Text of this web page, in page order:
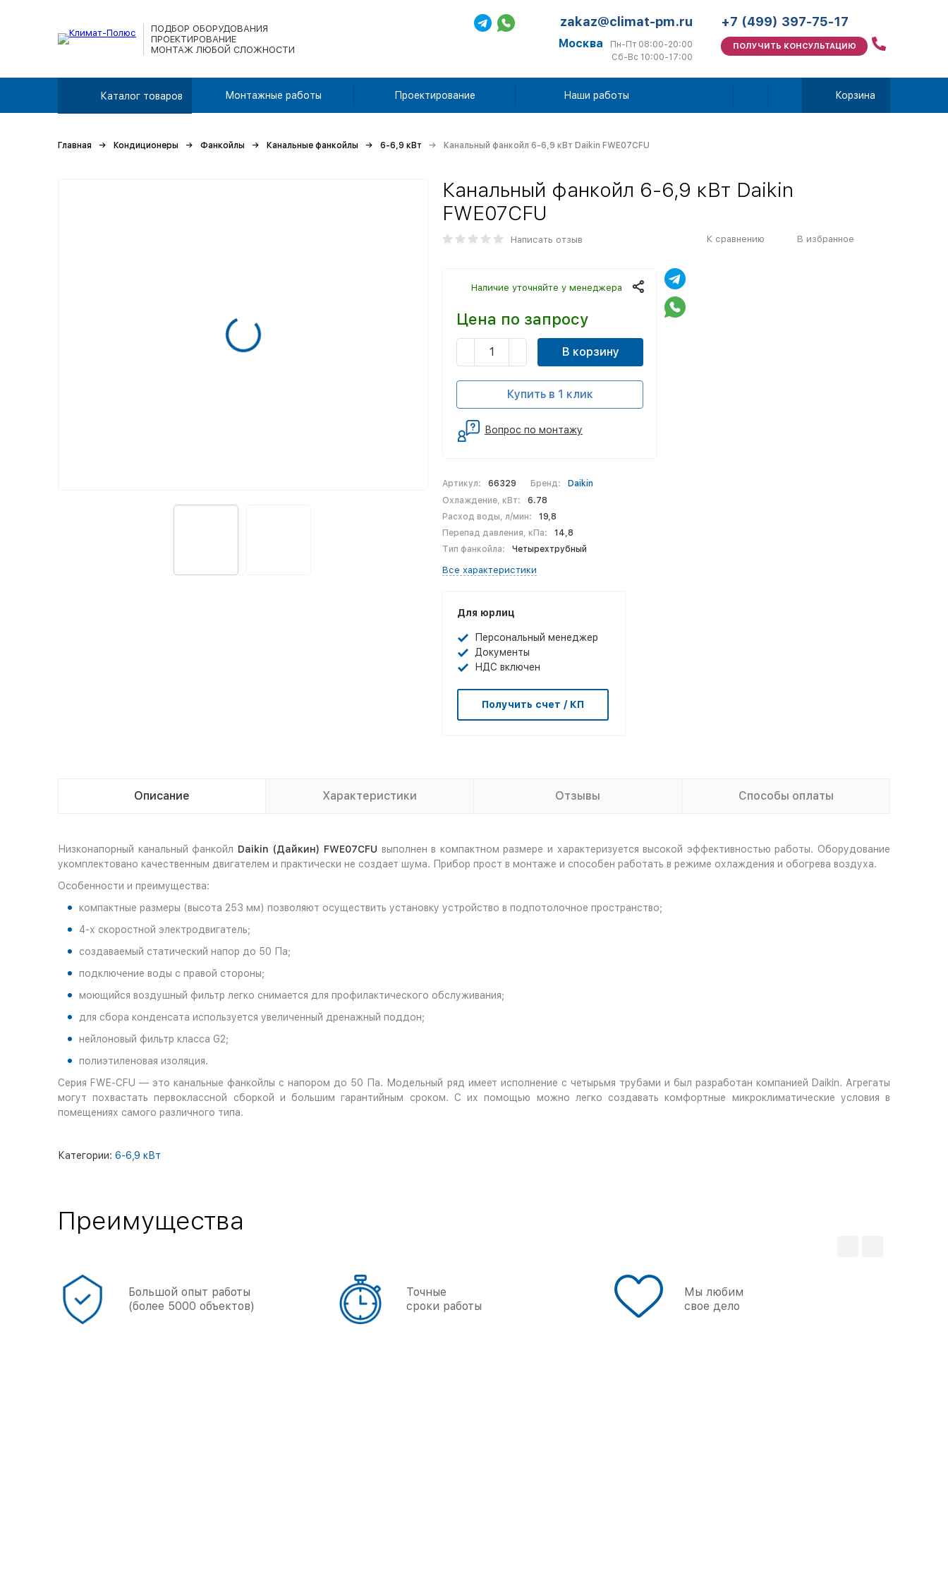
ПОДБОР ОБОРУДОВАНИЯ
ПРОЕКТИРОВАНИЕ
МОНТАЖ ЛЮБОЙ СЛОЖНОСТИ
zakaz@climat-pm.ru
Москва
Пн-Пт 08:00-20:00
Сб-Вс 10:00-17:00
+7 (499) 397-75-17
ПОЛУЧИТЬ КОНСУЛЬТАЦИЮ
Каталог товаров Монтажные работы Проектирование Наши работы Корзина
Главная Кондиционеры Фанкойлы Канальные фанкойлы 6-6,9 кВт Канальный фанкойл 6-6,9 кВт Daikin FWE07CFU
Канальный фанкойл 6-6,9 кВт Daikin
FWE07CFU
Написать отзыв К сравнению В избранное
Артикул: 66329 Бренд:
Daikin
Охлаждение, кВт:
6.78
Расход воды, л/мин:
19,8
Перепад давления, кПа:
14,8
Тип фанкойла:
Четырехтрубный
Все характеристики
Для юрлиц
Персональный менеджер
Документы
НДС включен
Получить счет / КП
Наличие уточняйте у менеджера
Цена по запросу
В корзину
Купить в 1 клик
Вопрос по монтажу
Описание Характеристики Отзывы Способы оплаты
Низконапорный канальный фанкойл Daikin (Дайкин) FWE07CFU выполнен в компактном размере и характеризуется высокой эффективностью работы. Оборудование
укомплектовано качественным двигателем и практически не создает шума. Прибор прост в монтаже и способен работать в режиме охлаждения и обогрева воздуха.
Особенности и преимущества:
компактные размеры (высота 253 мм) позволяют осуществить установку устройство в подпотолочное пространство;
4-х скоростной электродвигатель;
создаваемый статический напор до 50 Па;
подключение воды с правой стороны;
моющийся воздушный фильтр легко снимается для профилактического обслуживания;
для сбора конденсата используется увеличенный дренажный поддон;
нейлоновый фильтр класса G2;
полиэтиленовая изоляция.
Серия FWE-CFU — это канальные фанкойлы с напором до 50 Па. Модельный ряд имеет исполнение с четырьмя трубами и был разработан компанией Daikin. Агрегаты
могут похвастать первоклассной сборкой и большим гарантийным сроком. С их помощью можно легко создавать комфортные микроклиматические условия в
помещениях самого различного типа.
Категории: 6-6,9 кВт
Преимущества
Большой опыт работы
(более 5000 объектов)
Точные
сроки работы
Мы любим
свое дело